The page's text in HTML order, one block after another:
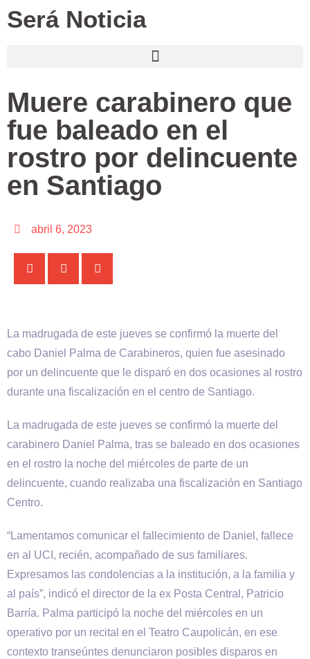
Será Noticia
Muere carabinero que
fue baleado en el
rostro por delincuente
en Santiago
abril 6, 2023
La madrugada de este jueves se confirmó la muerte del
cabo Daniel Palma de Carabineros, quien fue asesinado
por un delincuente que le disparó en dos ocasiones al rostro
durante una fiscalización en el centro de Santiago.
La madrugada de este jueves se confirmó la muerte del
carabinero Daniel Palma, tras se baleado en dos ocasiones
en el rostro la noche del miércoles de parte de un
delincuente, cuando realizaba una fiscalización en Santiago
Centro.
“Lamentamos comunicar el fallecimiento de Daniel, fallece
en al UCI, recién, acompañado de sus familiares.
Expresamos las condolencias a la institución, a la familia y
al país”, indicó el director de la ex Posta Central, Patricio
Barría. Palma participó la noche del miércoles en un
operativo por un recital en el Teatro Caupolicán, en ese
contexto transeúntes denunciaron posibles disparos en